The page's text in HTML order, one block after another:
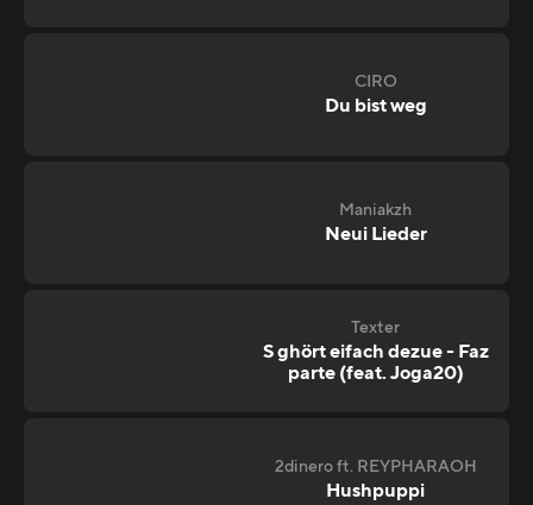
CIRO
Du bist weg
Maniakzh
Neui Lieder
Texter
S ghört eifach dezue - Faz
parte (feat. Joga20)
2dinero ft. REYPHARAOH
Hushpuppi